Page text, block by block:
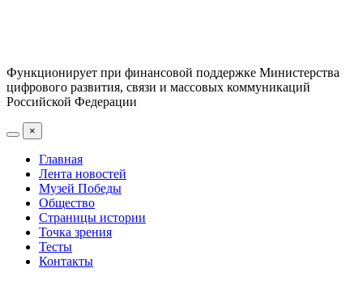
Функционирует при финансовой поддержке Министерства
цифрового развития, связи и массовых коммуникаций
Российской Федерации
×
Главная
Лента новостей
Музей Победы
Общество
Страницы истории
Точка зрения
Тесты
Контакты